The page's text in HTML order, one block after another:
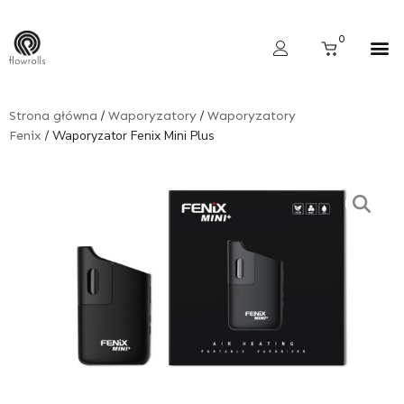
content
0
Cart
Strona główna / Waporyzatory/ Waporyzatory
Fenix / Waporyzator Fenix Mini Plus